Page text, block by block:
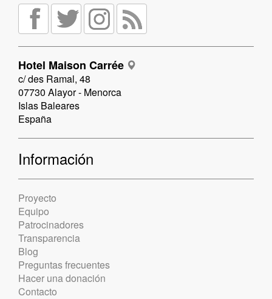
Hotel Maison Carrée
c/ des Ramal, 48
07730 Alayor - Menorca
Islas Baleares
España
Información
Proyecto
Equipo
Patrocinadores
Transparencia
Blog
Preguntas frecuentes
Hacer una donación
Contacto